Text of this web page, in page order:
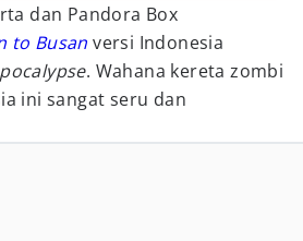
dan Pandora Box
to Busan versi Indonesia
. Wahana kereta zombi
ini sangat seru dan